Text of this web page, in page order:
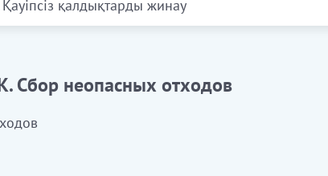
қалдықтарды жинау
материалдық ресурстар болуы мүмкін
және т.б. жинау
Сбор неопасных отходов